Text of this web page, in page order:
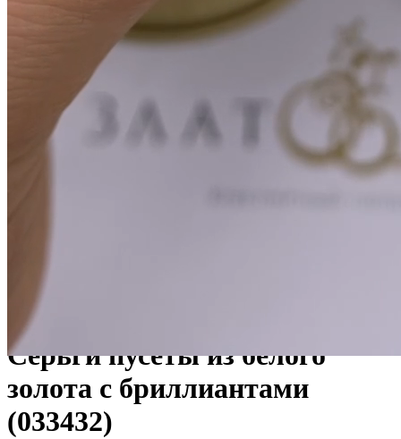
Серьги пусеты из белого
золота с бриллиантами
(033432)